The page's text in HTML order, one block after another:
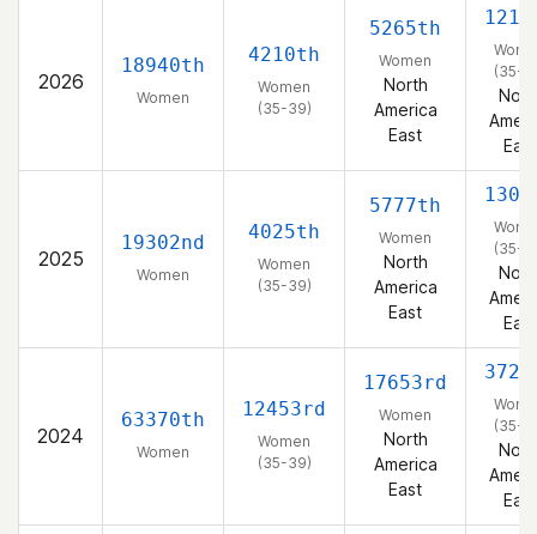
2026
18940th
Women
4210th
Women
(35-39)
5265th
Women
North
America
East
(35-
East
2025
19302nd
Women
4025th
Women
(35-39)
5777th
Women
North
America
East
(35-
East
2024
63370th
Women
12453rd
Women
(35-39)
17653rd
Women
North
America
East
(35-
East